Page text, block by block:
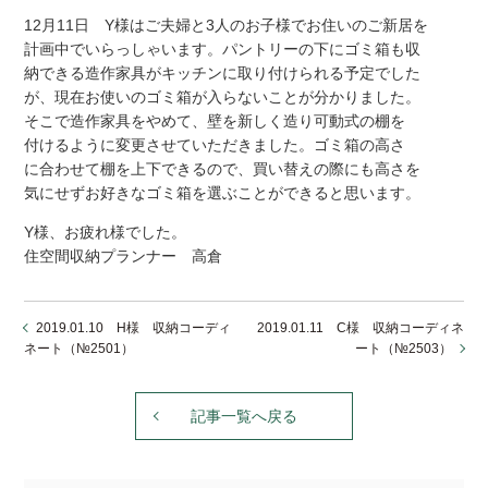
12月11日 Y様はご夫婦と3人のお子様でお住いのご新居を
計画中でいらっしゃいます。パントリーの下にゴミ箱も収
納できる造作家具がキッチンに取り付けられる予定でした
が、現在お使いのゴミ箱が入らないことが分かりました。
そこで造作家具をやめて、壁を新しく造り可動式の棚を
付けるように変更させていただきました。ゴミ箱の高さ
に合わせて棚を上下できるので、買い替えの際にも高さを
気にせずお好きなゴミ箱を選ぶことができると思います。
Y様、お疲れ様でした。
住空間収納プランナー 高倉
2019.01.10 H様 収納コーディ
ネート（№2501）
2019.01.11 C様 収納コーディネ
ート（№2503）
記事一覧へ戻る